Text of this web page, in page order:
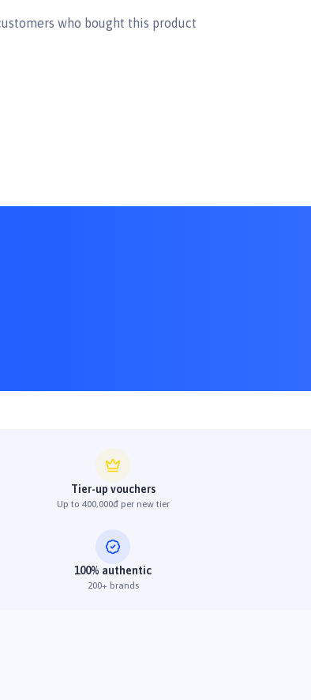
who bought this product
Tier-up vouchers
Up to 400,000đ per new tier
100% authentic
200+ brands